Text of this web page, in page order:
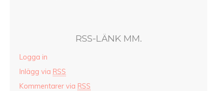
RSS-LÄNK MM.
Logga in
Inlägg via RSS
Kommentarer via RSS